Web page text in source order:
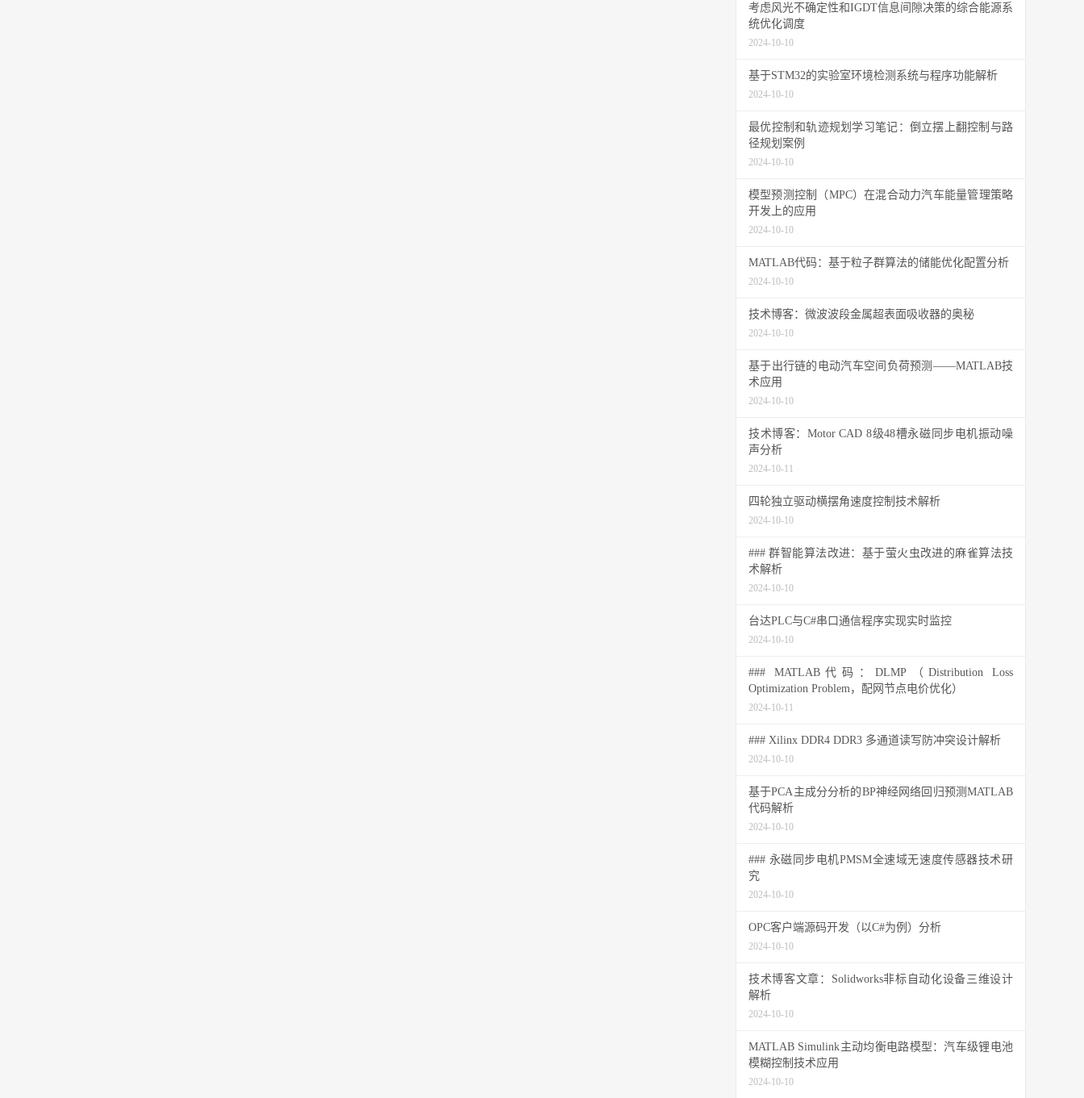
考虑风光不确定性和IGDT信息间隙决策的综合能源系
统优化调度
2024-10-10
基于STM32的实验室环境检测系统与程序功能解析
2024-10-10
最优控制和轨迹规划学习笔记：倒立摆上翻控制与路
径规划案例
2024-10-10
模型预测控制（MPC）在混合动力汽车能量管理策略
开发上的应用
2024-10-10
MATLAB代码：基于粒子群算法的储能优化配置分析
2024-10-10
技术博客：微波波段金属超表面吸收器的奥秘
2024-10-10
基于出行链的电动汽车空间负荷预测——MATLAB技
术应用
2024-10-10
技术博客：Motor CAD 8级48槽永磁同步电机振动噪
声分析
2024-10-11
四轮独立驱动横摆角速度控制技术解析
2024-10-10
### 群智能算法改进：基于萤火虫改进的麻雀算法技
术解析
2024-10-10
台达PLC与C#串口通信程序实现实时监控
2024-10-10
### MATLAB代码：DLMP（Distribution Loss
Optimization Problem，配网节点电价优化）
2024-10-11
### Xilinx DDR4 DDR3 多通道读写防冲突设计解析
2024-10-10
基于PCA主成分分析的BP神经网络回归预测MATLAB
代码解析
2024-10-10
### 永磁同步电机PMSM全速域无速度传感器技术研
究
2024-10-10
OPC客户端源码开发（以C#为例）分析
2024-10-10
技术博客文章：Solidworks非标自动化设备三维设计
解析
2024-10-10
MATLAB Simulink主动均衡电路模型：汽车级锂电池
模糊控制技术应用
2024-10-10